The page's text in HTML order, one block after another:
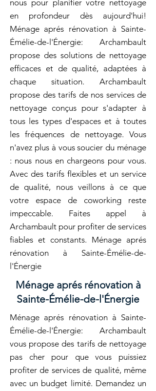
nous pour planifier votre nettoyage
en profondeur dès aujourd'hui!
Ménage aprés rénovation à Sainte-
Émélie-de-l'Énergie: Archambault
propose des solutions de nettoyage
efficaces et de qualité, adaptées à
chaque situation. Archambault
propose des tarifs de nos services de
nettoyage conçus pour s'adapter à
tous les types d'espaces et à toutes
les fréquences de nettoyage. Vous
n'avez plus à vous soucier du ménage
: nous nous en chargeons pour vous.
Avec des tarifs flexibles et un service
de qualité, nous veillons à ce que
votre espace de coworking reste
impeccable. Faites appel à
Archambault pour profiter de services
fiables et constants. Ménage aprés
rénovation à Sainte-Émélie-de-
l'Énergie
Ménage aprés rénovation à
Sainte-Émélie-de-l'Énergie
Ménage aprés rénovation à Sainte-
Émélie-de-l'Énergie: Archambault
vous propose des tarifs de nettoyage
pas cher pour que vous puissiez
profiter de services de qualité, même
avec un budget limité. Demandez un